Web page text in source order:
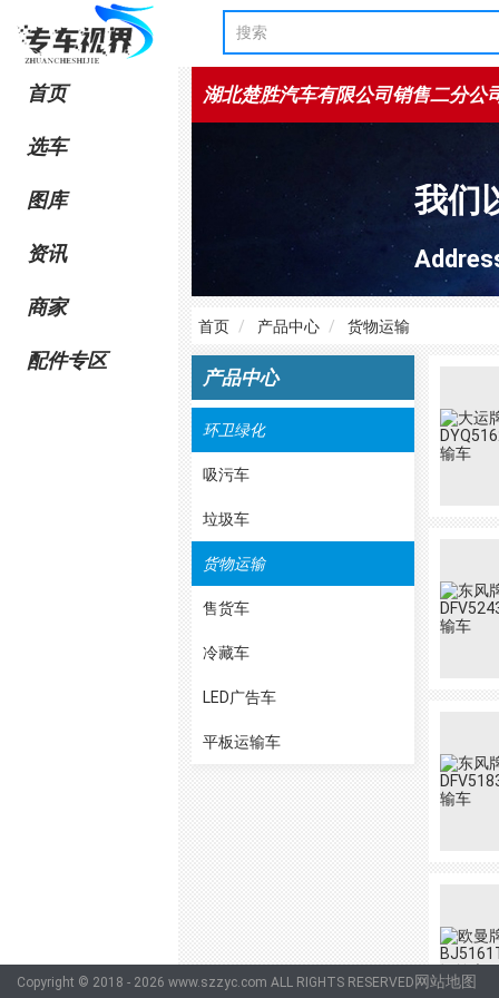
首页
选车
图库
资讯
商家
配件专区
湖北楚胜汽车有限公司销售二分公
我们
首页 产品中心 货物运输
产品中心
环卫绿化
吸污车
垃圾车
货物运输
售货车
冷藏车
LED广告车
平板运输车
Copyright © 2018 - 2026 www.szzyc.com ALL RIGHTS RESERVED 网站地图